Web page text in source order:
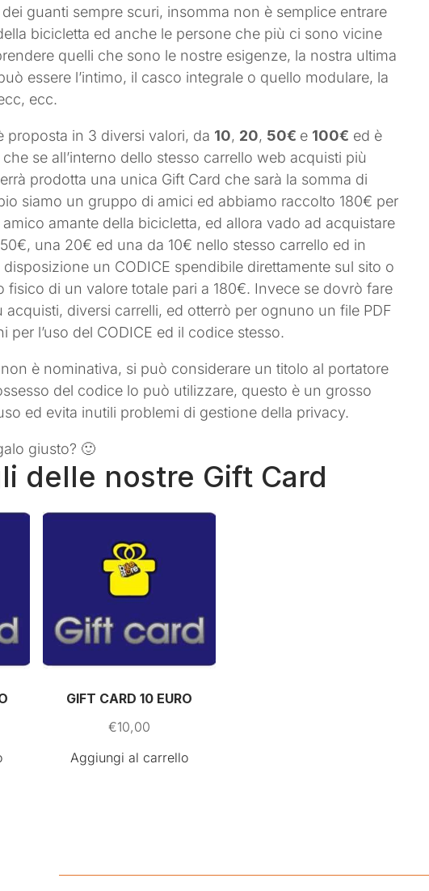
guanti sempre scuri, insomma non è semplice entrare
bicicletta ed anche le persone che più ci sono vicine
quelli che sono le nostre esigenze, la nostra ultima
essere l’intimo, il casco integrale o quello modulare, la
ecc.
proposta in 3 diversi valori, da 10, 20, 50€ e 100€ ed è
se all’interno dello stesso carrello web acquisti più
prodotta una unica Gift Card che sarà la somma di
siamo un gruppo di amici ed abbiamo raccolto 180€ per
amante della bicicletta, ed allora vado ad acquistare
una 20€ ed una da 10€ nello stesso carrello ed in
un CODICE spendibile direttamente sul sito o
fisico di un valore totale pari a 180€. Invece se dovrò fare
diversi carrelli, ed otterrò per ognuno un file PDF
per l’uso del CODICE ed il codice stesso.
è nominativa, si può considerare un titolo al portatore
del codice lo può utilizzare, questo è un grosso
ed evita inutili problemi di gestione della privacy.
giusto? 🙂
delle nostre Gift Card
GIFT CARD 10 EURO
€10,00
Aggiungi al carrello